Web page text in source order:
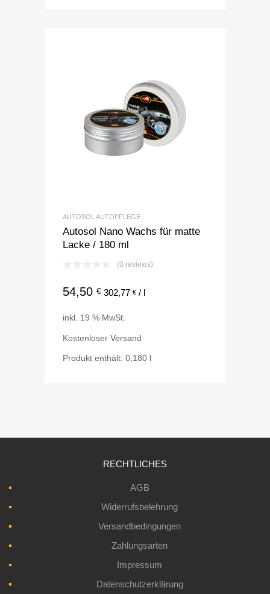
AUTOSOL AUTOPFLEGE
Autosol Nano Wachs für matte
Lacke / 180 ml
(0 reviews)
54,50 € 302,77 € / l
inkl. 19 % MwSt.
Kostenloser Versand
Produkt enthält: 0,180 l
RECHTLICHES
AGB
Widerrufsbelehrung
Versandbedingungen
Zahlungsarten
Impressum
Datenschutzerklärung